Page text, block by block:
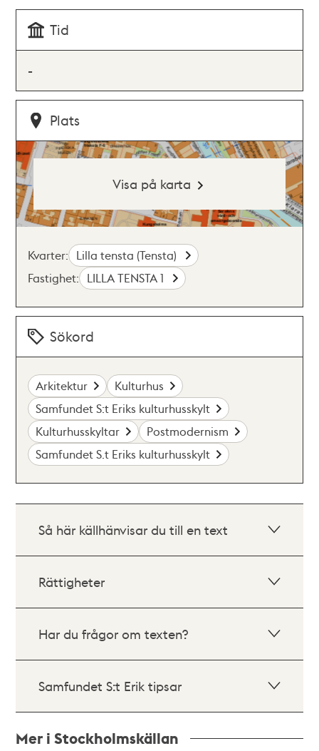
Tid
-
Plats
Visa på karta
Kvarter: Lilla tensta (Tensta)
Fastighet: LILLA TENSTA 1
Sökord
Arkitektur
Kulturhus
Samfundet S:t Eriks kulturhusskylt
Kulturhusskyltar
Postmodernism
Samfundet S.t Eriks kulturhusskylt
Så här källhänvisar du till en text
Rättigheter
Har du frågor om texten?
Samfundet S:t Erik tipsar
Mer i Stockholmskällan